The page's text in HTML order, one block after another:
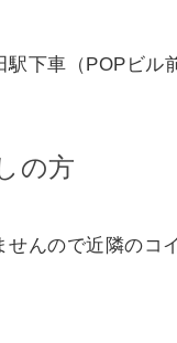
下車（POPビル
の方
せんので近隣のコ